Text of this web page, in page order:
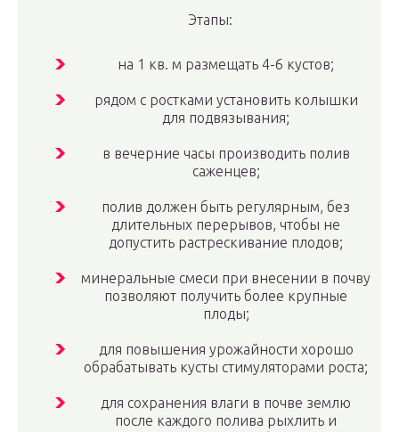
Этапы:
на 1 кв. м размещать 4-6 кустов;
рядом с ростками установить колышки
для подвязывания;
в вечерние часы производить полив
саженцев;
полив должен быть регулярным, без
длительных перерывов, чтобы не
допустить растрескивание плодов;
минеральные смеси при внесении в почву
позволяют получить более крупные
плоды;
для повышения урожайности хорошо
обрабатывать кусты стимуляторами роста;
для сохранения влаги в почве землю
после каждого полива рыхлить и